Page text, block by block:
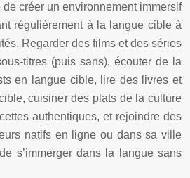
de créer un environnement immersif
régulièrement à la langue cible à
Regarder des films et des séries
titres (puis sans), écouter de la
en langue cible, lire des livres et
cuisiner des plats de la culture
authentiques, et rejoindre des
natifs en ligne ou dans sa ville
s’immerger dans la langue sans